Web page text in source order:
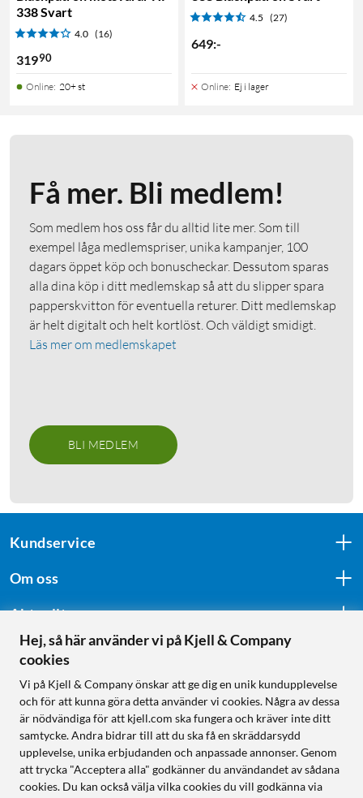
338 Svart
4.0 (16)
31990
Online: 20+ st
4.5 (27)
649:-
Online: Ej i lager
Få mer. Bli medlem!
Som medlem hos oss får du alltid lite mer. Som till
exempel låga medlemspriser, unika kampanjer, 100
dagars öppet köp och bonuscheckar. Dessutom sparas
alla dina köp i ditt medlemskap så att du slipper spara
papperskvitton för eventuella returer. Ditt medlemskap
är helt digitalt och helt kortlöst. Och väldigt smidigt.
Läs mer om medlemskapet
BLI MEDLEM
Kundservice
Om oss
Aktuellt
Följ oss
Handla från:
Sverige
Norge
Hej, så här använder vi på Kjell & Company
cookies
Vi på Kjell & Company önskar att ge dig en unik kundupplevelse
och för att kunna göra detta använder vi cookies. Några av dessa
är nödvändiga för att kjell.com ska fungera och kräver inte ditt
samtycke. Andra bidrar till att du ska få en skräddarsydd
upplevelse, unika erbjudanden och anpassade annonser. Genom
att trycka "Acceptera alla" godkänner du användandet av sådana
cookies. Du kan också välja vilka cookies du vill godkänna via